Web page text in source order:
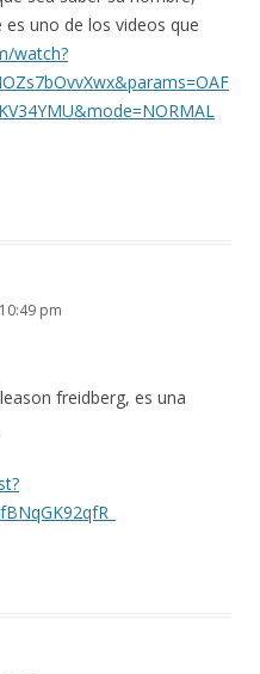
uno de los videos que
watch?
pm
freidberg, es una